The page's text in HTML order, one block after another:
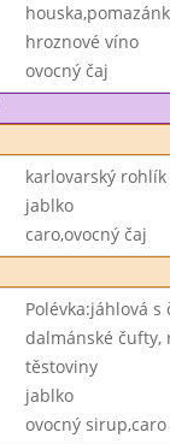
hroznové víno
ovocný čaj
karlovarský
jablko
caro,ovocný čaj
Polévka:jáhlová
dalmánské čufty,
těstoviny
jablko
ovocný sirup,caro